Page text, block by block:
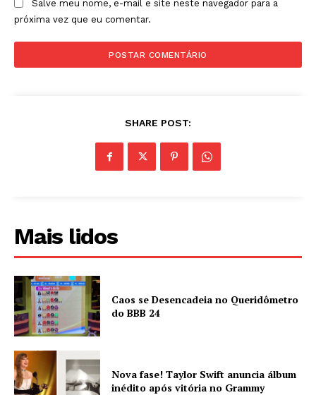
Salve meu nome, e-mail e site neste navegador para a
próxima vez que eu comentar.
SHARE POST:
Mais lidos
Caos se Desencadeia no Queridômetro
do BBB 24
Nova fase! Taylor Swift anuncia álbum
inédito após vitória no Grammy